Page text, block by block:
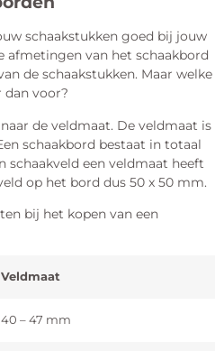
schaakstukken goed bij jouw
afmetingen van het schaakbord
de schaakstukken. Maar welke
voor?
de veldmaat. De veldmaat is
schaakbord bestaat in totaal
schaakveld een veldmaat heeft
op het bord dus 50 x 50 mm.
bij het kopen van een
Veldmaat
40 – 47 mm